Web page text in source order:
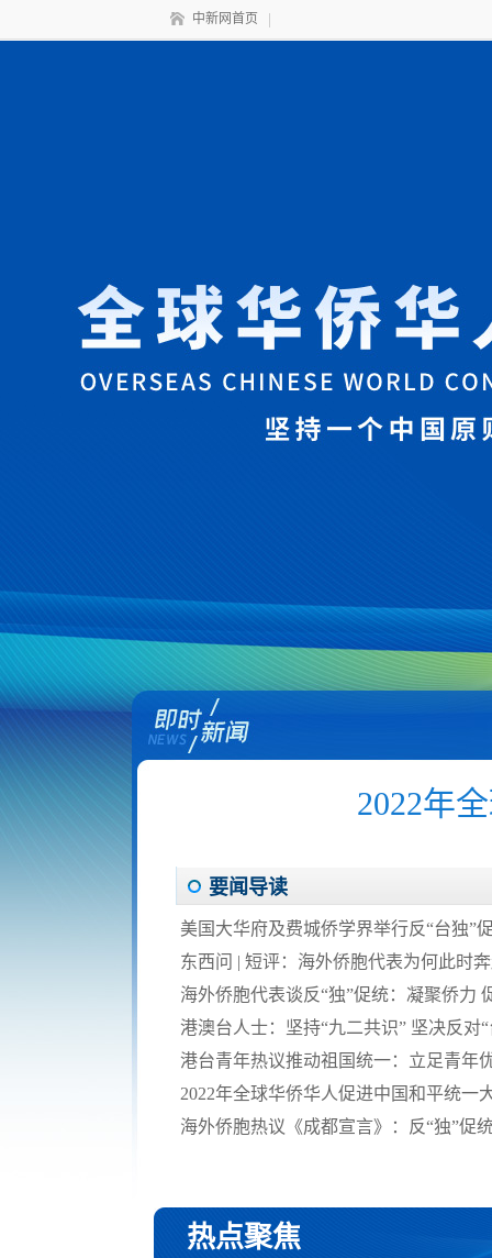
中新网首页
2022年
要闻导读
美国大华府及费城侨学界举行反“台独”
东西问 | 短评：海外侨胞代表为何此时
海外侨胞代表谈反“独”促统：凝聚侨力
港澳台人士：坚持“九二共识” 坚决反对“
港台青年热议推动祖国统一：立足青年
2022年全球华侨华人促进中国和平统一
海外侨胞热议《成都宣言》：反“独”促
热点聚焦